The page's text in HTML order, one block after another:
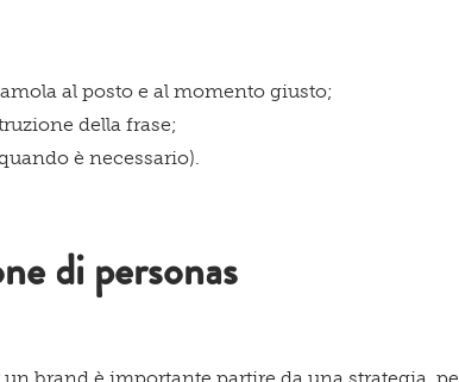
al posto e al momento giusto;
della frase;
è necessario).
di personas